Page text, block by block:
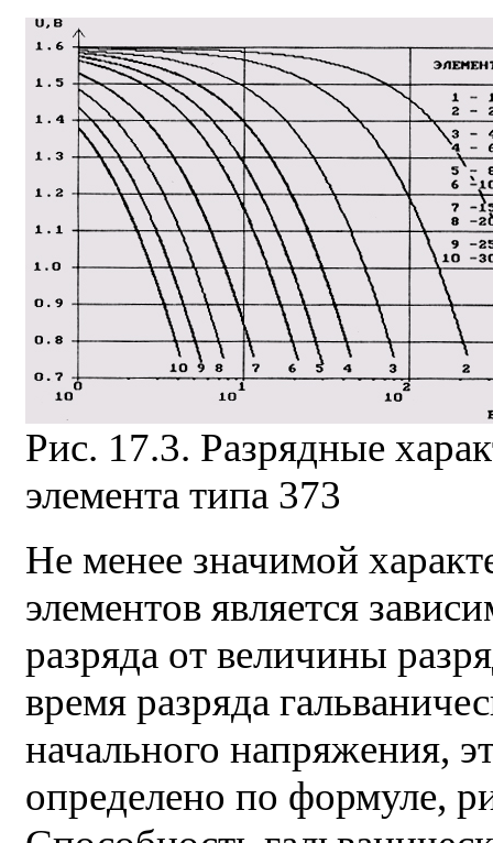
Рис. 17.3. Разрядные
элемента типа 373
Не менее значимой
элементов является
разряда от величины
время разряда
начального напряжения,
определено по формуле,